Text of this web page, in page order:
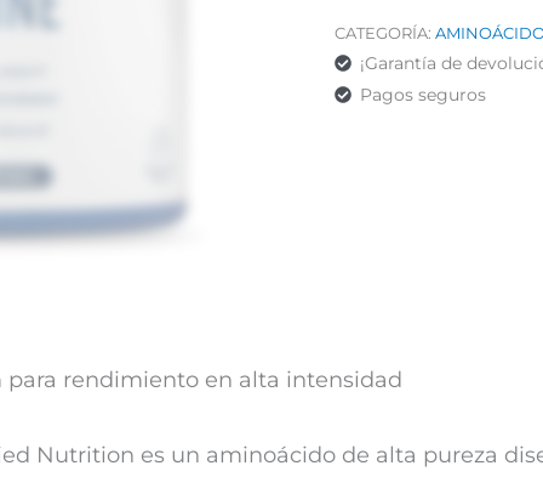
CATEGORÍA:
¡Garantía de
Pagos seguros
rendimiento en alta intensidad
Nutrition es un aminoácido de alta pureza